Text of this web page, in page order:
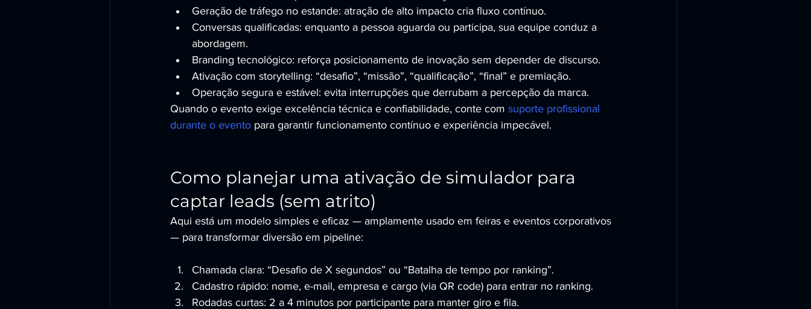
Geração de tráfego no estande: atração de alto impacto cria fluxo contínuo.
Conversas qualificadas: enquanto a pessoa aguarda ou participa, sua equipe conduz a
abordagem.
Branding tecnológico: reforça posicionamento de inovação sem depender de discurso.
Ativação com storytelling: “desafio”, “missão”, “qualificação”, “final” e premiação.
Operação segura e estável: evita interrupções que derrubam a percepção da marca.
Quando o evento exige excelência técnica e confiabilidade, conte com suporte profissional
durante o evento para garantir funcionamento contínuo e experiência impecável.
Como planejar uma ativação de simulador para
captar leads (sem atrito)
Aqui está um modelo simples e eficaz — amplamente usado em feiras e eventos corporativos
— para transformar diversão em pipeline:
Chamada clara: “Desafio de X segundos” ou “Batalha de tempo por ranking”.
Cadastro rápido: nome, e-mail, empresa e cargo (via QR code) para entrar no ranking.
Rodadas curtas: 2 a 4 minutos por participante para manter giro e fila.